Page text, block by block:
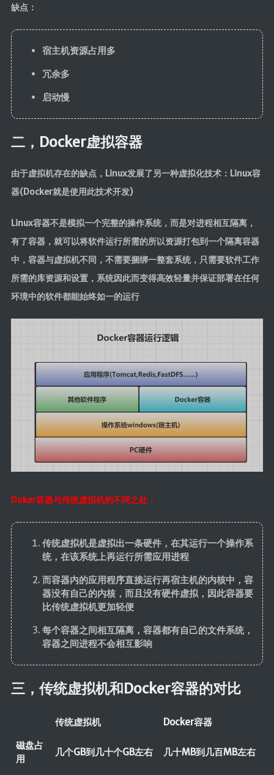
缺点：
宿主机资源占用多
冗余多
启动慢
二，Docker虚拟容器
由于虚拟机存在的缺点，Linux发展了另一种虚拟化技术：Linux容
器(Docker就是使用此技术开发)
Linux容器不是模拟一个完整的操作系统，而是对进程相互隔离，
有了容器，就可以将软件运行所需的所以资源打包到一个隔离容器
中，容器与虚拟机不同，不需要捆绑一整套系统，只需要软件工作
所需的库资源和设置，系统因此而变得高效轻量并保证部署在任何
环境中的软件都能始终如一的运行
Doker容器与传统虚拟机的不同之处：
传统虚拟机是虚拟出一条硬件，在其运行一个操作系
统，在该系统上再运行所需应用进程
而容器内的应用程序直接运行再宿主机的内核中，容
器没有自己的内核，而且没有硬件虚拟，因此容器要
比传统虚拟机更加轻便
每个容器之间相互隔离，容器都有自己的文件系统，
容器之间进程不会相互影响
三，传统虚拟机和Docker容器的对比
传统虚拟机
Docker容器
磁盘占
用
几个GB到几十个GB左右 几十MB到几百MB左右